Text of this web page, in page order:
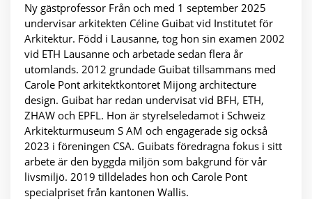
Ny gästprofessor Från och med 1 september 2025
undervisar arkitekten Céline Guibat vid Institutet för
Arkitektur. Född i Lausanne, tog hon sin examen 2002
vid ETH Lausanne och arbetade sedan flera år
utomlands. 2012 grundade Guibat tillsammans med
Carole Pont arkitektkontoret Mijong architecture
design. Guibat har redan undervisat vid BFH, ETH,
ZHAW och EPFL. Hon är styrelseledamot i Schweiz
Arkitekturmuseum S AM och engagerade sig också
2023 i föreningen CSA. Guibats föredragna fokus i sitt
arbete är den byggda miljön som bakgrund för vår
livsmiljö. 2019 tilldelades hon och Carole Pont
specialpriset från kantonen Wallis.